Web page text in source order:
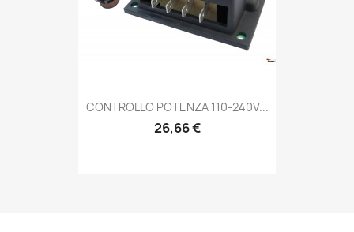
CONTROLLO POTENZA 110-240V...
26,66 €